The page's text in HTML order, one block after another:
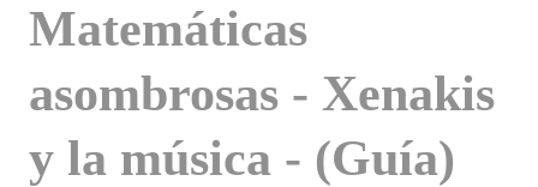
Matemáticas
asombrosas - Xenakis
y la música - (Guía)